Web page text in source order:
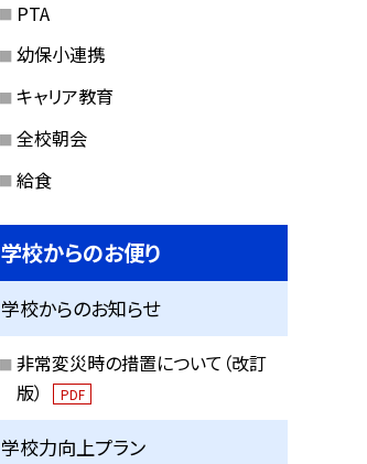
PTA
幼保小連携
キャリア教育
全校朝会
給食
学校からのお便り
学校からのお知らせ
非常変災時の措置について（改訂
版）
PDF
学校力向上プラン